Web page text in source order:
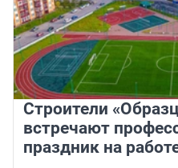
Строители
встречают
праздник на